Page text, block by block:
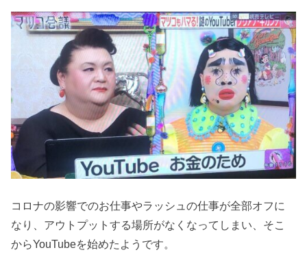
コロナの影響でのお仕事やラッシュの仕事が全部オフに
なり、アウトプットする場所がなくなってしまい、そこ
からYouTubeを始めたようです。